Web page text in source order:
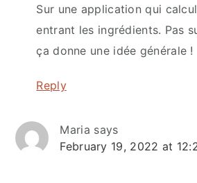
Sur une application qui
entrant les ingrédients. Pas
ça donne une idée générale !
Reply
Maria says
February 19, 2022 at